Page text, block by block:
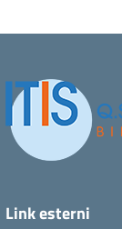
Link esterni